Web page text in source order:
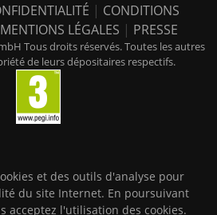
| CONDITIONS
MENTIONS LÉGALES | PRESSE
Tous droits réservés. Toutes les autres
de leurs dépositaires respectifs.
et des outils d'analyse pour
du site Internet. En poursuivant
acceptez l'utilisation des cookies.